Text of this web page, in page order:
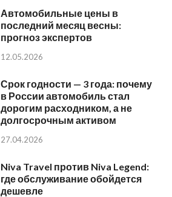
Автомобильные цены в
последний месяц весны:
прогноз экспертов
12.05.2026
Срок годности — 3 года: почему
в России автомобиль стал
дорогим расходником, а не
долгосрочным активом
27.04.2026
Niva Travel против Niva Legend:
где обслуживание обойдется
дешевле